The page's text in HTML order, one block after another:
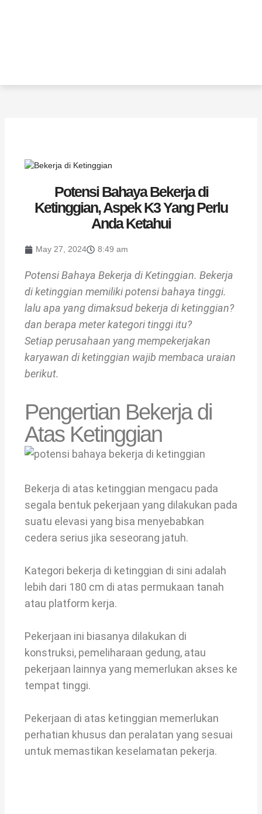
Potensi Bahaya Bekerja di
Ketinggian, Aspek K3 Yang Perlu
Anda Ketahui
May 27, 2024 8:49 am
Potensi Bahaya Bekerja di Ketinggian. Bekerja
di ketinggian memiliki potensi bahaya tinggi.
lalu apa yang dimaksud bekerja di ketinggian?
dan berapa meter kategori tinggi itu?
Setiap perusahaan yang mempekerjakan
karyawan di ketinggian wajib membaca uraian
berikut.
Pengertian Bekerja di
Atas Ketinggian
Bekerja di atas ketinggian mengacu pada
segala bentuk pekerjaan yang dilakukan pada
suatu elevasi yang bisa menyebabkan
cedera serius jika seseorang jatuh.
Kategori bekerja di ketinggian di sini adalah
lebih dari 180 cm di atas permukaan tanah
atau platform kerja.
Pekerjaan ini biasanya dilakukan di
konstruksi, pemeliharaan gedung, atau
pekerjaan lainnya yang memerlukan akses ke
tempat tinggi.
Pekerjaan di atas ketinggian memerlukan
perhatian khusus dan peralatan yang sesuai
untuk memastikan keselamatan pekerja.